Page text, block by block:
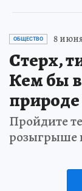
ОБЩЕСТВО 8 июня
Стерх,
Кем бы
природе
Пройдите
розыгрыше